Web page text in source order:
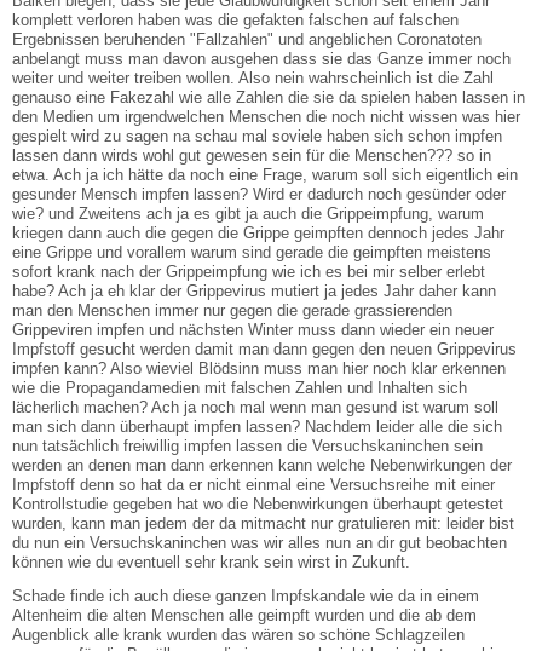
komplett verloren haben was die gefakten falschen auf falschen
Ergebnissen beruhenden "Fallzahlen" und angeblichen Coronatoten
anbelangt muss man davon ausgehen dass sie das Ganze immer noch
weiter und weiter treiben wollen. Also nein wahrscheinlich ist die Zahl
genauso eine Fakezahl wie alle Zahlen die sie da spielen haben lassen in
den Medien um irgendwelchen Menschen die noch nicht wissen was hier
gespielt wird zu sagen na schau mal soviele haben sich schon impfen
lassen dann wirds wohl gut gewesen sein für die Menschen??? so in
etwa. Ach ja ich hätte da noch eine Frage, warum soll sich eigentlich ein
gesunder Mensch impfen lassen? Wird er dadurch noch gesünder oder
wie? und Zweitens ach ja es gibt ja auch die Grippeimpfung, warum
kriegen dann auch die gegen die Grippe geimpften dennoch jedes Jahr
eine Grippe und vorallem warum sind gerade die geimpften meistens
sofort krank nach der Grippeimpfung wie ich es bei mir selber erlebt
habe? Ach ja eh klar der Grippevirus mutiert ja jedes Jahr daher kann
man den Menschen immer nur gegen die gerade grassierenden
Grippeviren impfen und nächsten Winter muss dann wieder ein neuer
Impfstoff gesucht werden damit man dann gegen den neuen Grippevirus
impfen kann? Also wieviel Blödsinn muss man hier noch klar erkennen
wie die Propagandamedien mit falschen Zahlen und Inhalten sich
lächerlich machen? Ach ja noch mal wenn man gesund ist warum soll
man sich dann überhaupt impfen lassen? Nachdem leider alle die sich
nun tatsächlich freiwillig impfen lassen die Versuchskaninchen sein
werden an denen man dann erkennen kann welche Nebenwirkungen der
Impfstoff denn so hat da er nicht einmal eine Versuchsreihe mit einer
Kontrollstudie gegeben hat wo die Nebenwirkungen überhaupt getestet
wurden, kann man jedem der da mitmacht nur gratulieren mit: leider bist
du nun ein Versuchskaninchen was wir alles nun an dir gut beobachten
können wie du eventuell sehr krank sein wirst in Zukunft.
Schade finde ich auch diese ganzen Impfskandale wie da in einem
Altenheim die alten Menschen alle geimpft wurden und die ab dem
Augenblick alle krank wurden das wären so schöne Schlagzeilen